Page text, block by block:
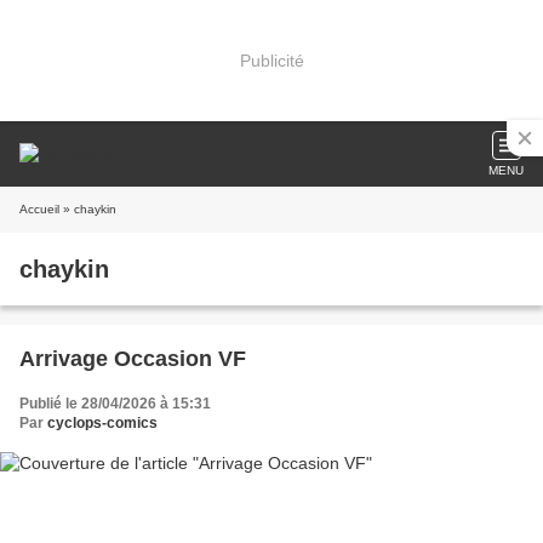
Publicité
MENU
Accueil » chaykin
chaykin
Arrivage Occasion VF
Publié le 28/04/2026 à 15:31
Par cyclops-comics